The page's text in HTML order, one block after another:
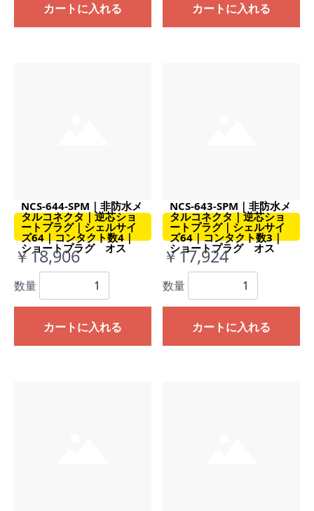
カートに入れる カートに入れる
NCS-644-SPM｜非防水メ
タルコネクタ｜逆芯ショ
ートプラグ｜シェルサイ
ズ64｜コンタクト数4｜
ショートプラグ オス
￥18,906
数量
カートに入れる
NCS-643-SPM｜非防水メ
タルコネクタ｜逆芯ショ
ートプラグ｜シェルサイ
ズ64｜コンタクト数3｜
ショートプラグ オス
￥17,924
数量
カートに入れる